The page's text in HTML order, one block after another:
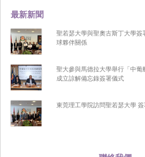
最新新聞
聖若瑟大學與聖奧古斯丁大學簽
球夥伴關係
聖大參與馬德拉大學舉行「中葡
成立諒解備忘錄簽署儀式
東莞理工學院訪問聖若瑟大學